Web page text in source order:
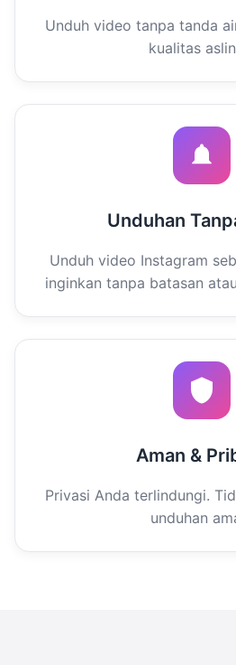
Unduh video tanpa tanda
kualitas
Unduhan
Unduh video Instagram
inginkan tanpa batasan
Aman &
Privasi Anda terlindungi.
unduhan